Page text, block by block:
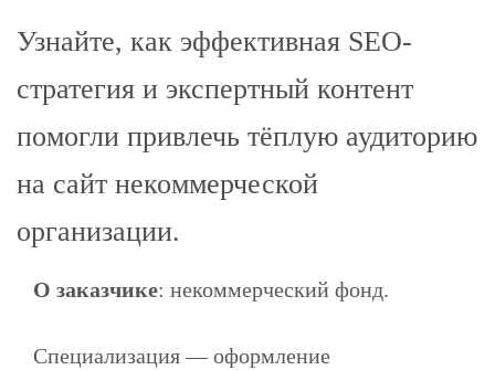
Узнайте, как эффективная SEO-
стратегия и экспертный контент
помогли привлечь тёплую аудиторию
на сайт некоммерческой
организации.
О заказчике: некоммерческий фонд.
Специализация — оформление